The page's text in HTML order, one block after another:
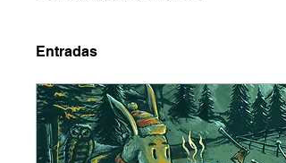
Entradas